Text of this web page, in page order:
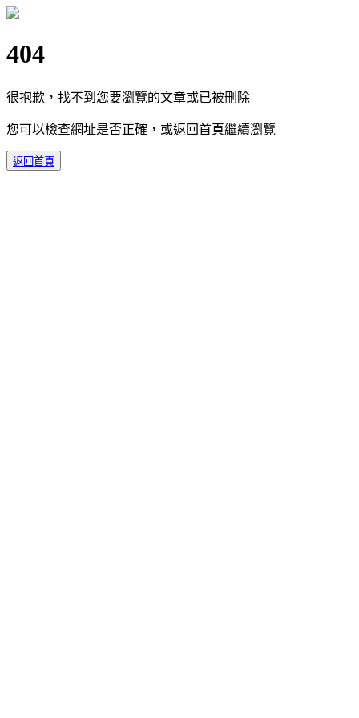
404
很抱歉，找不到您要瀏覽的文章或已被刪除
您可以檢查網址是否正確，或返回首頁繼續瀏覽
返回首頁